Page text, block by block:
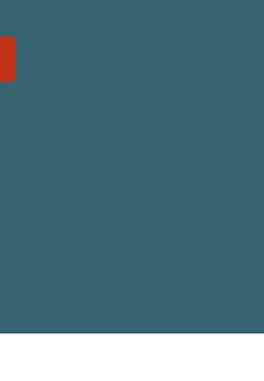
Senioren, Frauen und Jugend